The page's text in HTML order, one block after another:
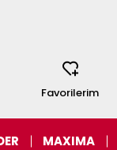
Favorilerim
MAXIMA